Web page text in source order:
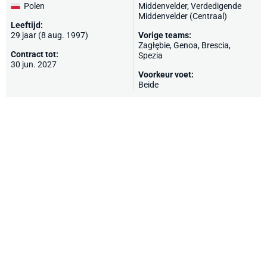
Polen
Leeftijd:
29 jaar (8 aug. 1997)
Contract tot:
30 jun. 2027
Middenvelder, Verdedigende
Middenvelder (Centraal)
Vorige teams:
Zagłębie,Genoa, Brescia,
Spezia
Voorkeur voet:
Beide